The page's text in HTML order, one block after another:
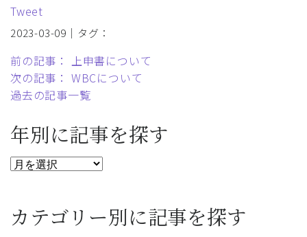
Tweet
2023-03-09｜タグ：
前の記事： 上申書について
次の記事： WBCについて
過去の記事一覧
年別に記事を探す
カテゴリー別に記事を探す